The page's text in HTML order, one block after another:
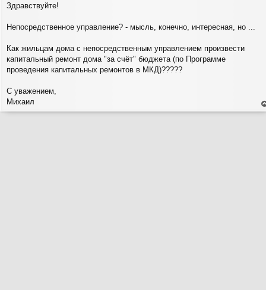
о
е
е
Здравствуйте!
Непосредственное управление? - мысль, конечно, интересная, но ...
Как жильцам дома с непосредственным управлением произвести
капитальный ремонт дома "за счёт" бюджета (по Программе
проведения капитальных ремонтов в МКД)?????
С уважением,
Михаил